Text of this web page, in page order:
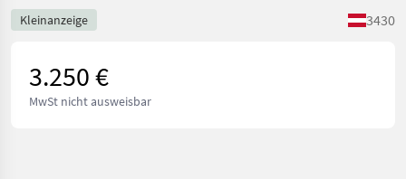
Kleinanzeige 3430
3.250 €
MwSt nicht ausweisbar